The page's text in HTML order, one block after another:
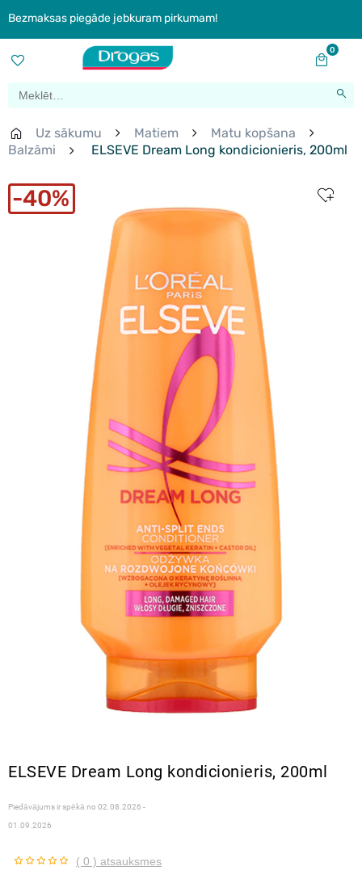
Bezmaksas piegāde jebkuram pirkumam!
0
Uz sākumu Matiem
Matu kopšana
Balzāmi
ELSEVE Dream Long kondicionieris, 200ml
40%
ELSEVE Dream Long kondicionieris, 200ml
Piedāvājums ir spēkā no 02.08.2026 -
01.09.2026
( 0 ) atsauksmes